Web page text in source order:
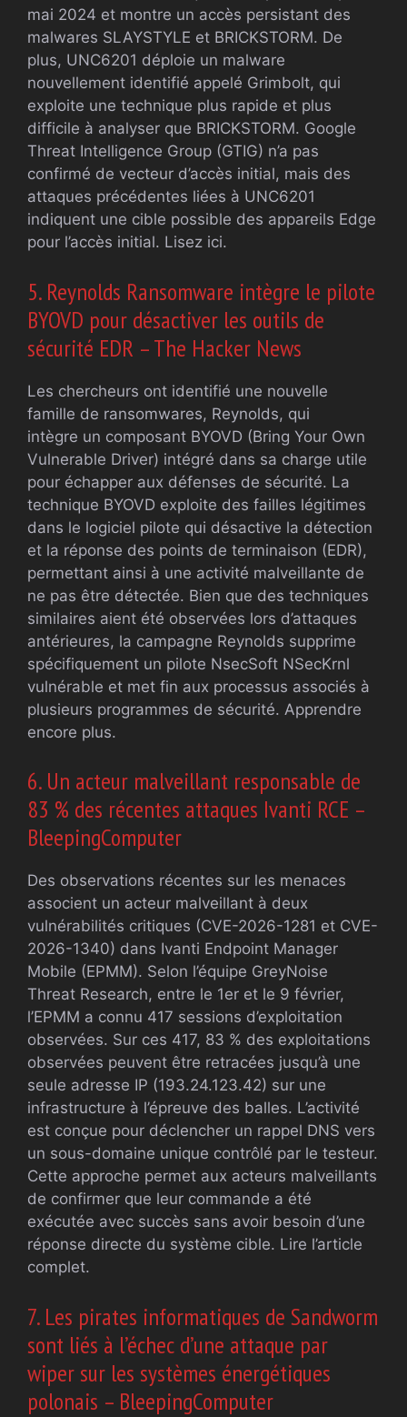
mai 2024 et montre un accès persistant des
malwares SLAYSTYLE et BRICKSTORM. De
plus, UNC6201 déploie un malware
nouvellement identifié appelé Grimbolt, qui
exploite une technique plus rapide et plus
difficile à analyser que BRICKSTORM. Google
Threat Intelligence Group (GTIG) n’a pas
confirmé de vecteur d’accès initial, mais des
attaques précédentes liées à UNC6201
indiquent une cible possible des appareils Edge
pour l’accès initial. Lisez ici.
5. Reynolds Ransomware intègre le pilote
BYOVD pour désactiver les outils de
sécurité EDR – The Hacker News
Les chercheurs ont identifié une nouvelle
famille de ransomwares, Reynolds, qui
intègre un composant BYOVD (Bring Your Own
Vulnerable Driver) intégré dans sa charge utile
pour échapper aux défenses de sécurité. La
technique BYOVD exploite des failles légitimes
dans le logiciel pilote qui désactive la détection
et la réponse des points de terminaison (EDR),
permettant ainsi à une activité malveillante de
ne pas être détectée. Bien que des techniques
similaires aient été observées lors d’attaques
antérieures, la campagne Reynolds supprime
spécifiquement un pilote NsecSoft NSecKrnl
vulnérable et met fin aux processus associés à
plusieurs programmes de sécurité. Apprendre
encore plus.
6. Un acteur malveillant responsable de
83 % des récentes attaques Ivanti RCE –
BleepingComputer
Des observations récentes sur les menaces
associent un acteur malveillant à deux
vulnérabilités critiques (CVE-2026-1281 et CVE-
2026-1340) dans Ivanti Endpoint Manager
Mobile (EPMM). Selon l’équipe GreyNoise
Threat Research, entre le 1er et le 9 février,
l’EPMM a connu 417 sessions d’exploitation
observées. Sur ces 417, 83 % des exploitations
observées peuvent être retracées jusqu’à une
seule adresse IP (193.24.123.42) sur une
infrastructure à l’épreuve des balles. L’activité
est conçue pour déclencher un rappel DNS vers
un sous-domaine unique contrôlé par le testeur.
Cette approche permet aux acteurs malveillants
de confirmer que leur commande a été
exécutée avec succès sans avoir besoin d’une
réponse directe du système cible. Lire l’article
complet.
7. Les pirates informatiques de Sandworm
sont liés à l’échec d’une attaque par
wiper sur les systèmes énergétiques
polonais – BleepingComputer